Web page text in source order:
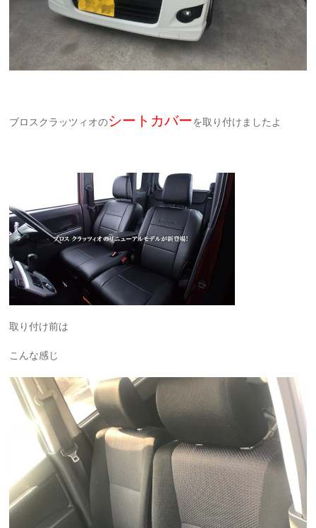
ブロスクラッツィオのシートカバーを取り付けましたよ
取り付け前は
こんな感じ